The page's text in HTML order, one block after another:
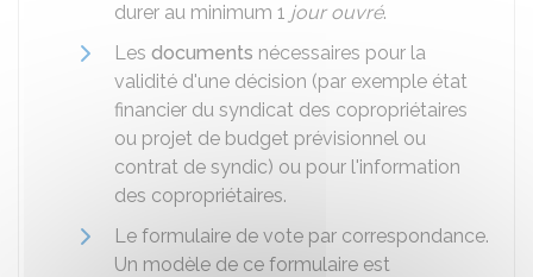
durer au minimum 1 jour ouvré.
Les documents nécessaires pour la
validité d'une décision (par exemple état
financier du syndicat des copropriétaires
ou projet de budget prévisionnel ou
contrat de syndic) ou pour l'information
des copropriétaires.
Le formulaire de vote par correspondance.
Un modèle de ce formulaire est